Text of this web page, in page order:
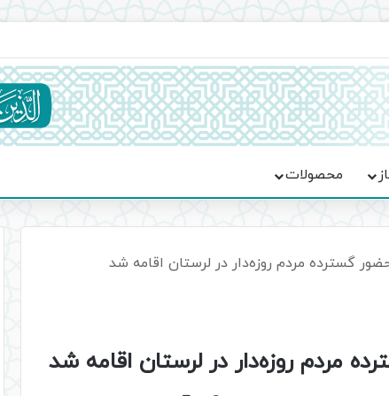
استقامت و تمدن‌سازی امت اسلامی
محصولات
گسترده مردم روزه‌دار در لرستان اقامه شد
مردم روزه‌دار در لرستان اقامه شد